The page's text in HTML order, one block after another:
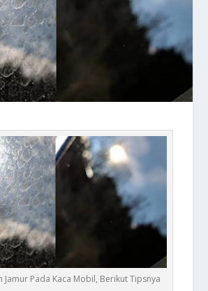
Jamur Pada Kaca Mobil, Berikut Tipsnya